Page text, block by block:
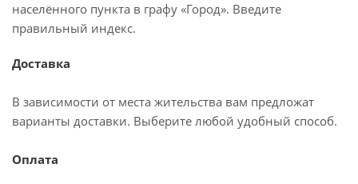
населённого пункта в графу «Город». Введите
правильный индекс.
Доставка
В зависимости от места жительства вам предложат
варианты доставки. Выберите любой удобный способ.
Оплата